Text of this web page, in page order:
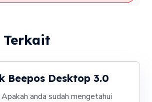
Terkait
Beepos Desktop 3.0
anda sudah mengetahui